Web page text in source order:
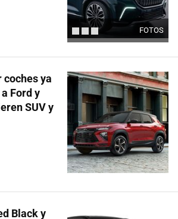
FOTOS
coches ya
Ford y
SUV y
Black y